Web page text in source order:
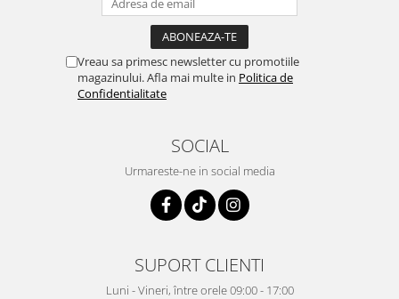
Vreau sa primesc newsletter cu promotiile
magazinului. Afla mai multe in Politica de
Confidentialitate
SOCIAL
Urmareste-ne in social media
SUPORT CLIENTI
Luni - Vineri, între orele 09:00 - 17:00